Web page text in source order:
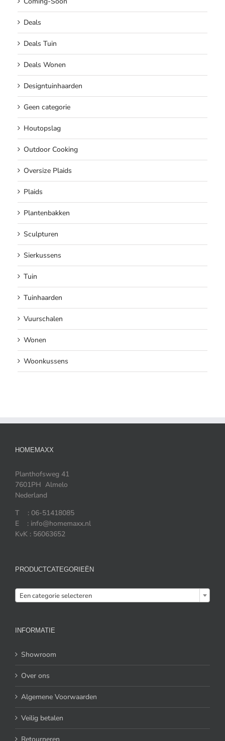
Deals
Deals Tuin
Deals Wonen
Designtuinhaarden
Geen categorie
Houtopslag
Outdoor Cooking
Oversize Plaids
Plaids
Plantenbakken
Sculpturen
Sierkussens
Tuin
Tuinhaarden
Vuurschalen
Wonen
Woonkussens
HOMEMAXX
Planthofsweg 41
7601PH Almelo
Nederland
T : 06-51418085
E : info@homemaxx.nl
KvK : 56063652
PRODUCTCATEGORIEËN
Een categorie selecteren
INFORMATIE
Showroom
Over ons
Algemene Voorwaarden
Veilig betalen